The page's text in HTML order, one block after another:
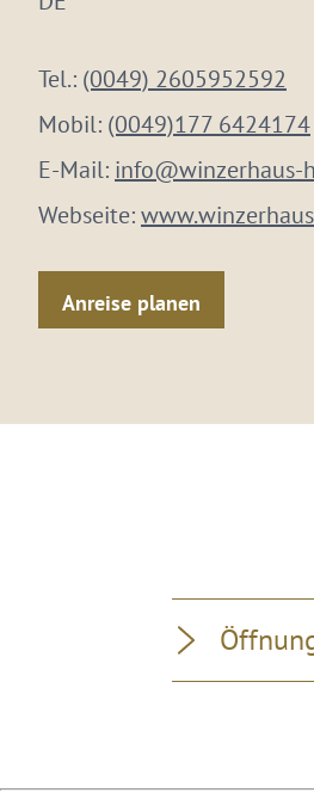
Tel.: (0049) 2605952592
Mobil: (0049)177 6424174
E-Mail: info@winzerhaus-
Webseite:
Anreise planen